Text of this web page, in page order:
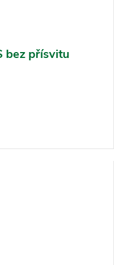
bez přísvitu